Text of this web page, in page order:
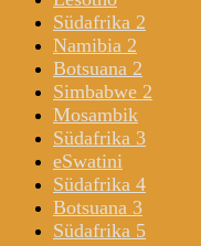
Südafrika 2
Namibia 2
Botsuana 2
Simbabwe 2
Mosambik
Südafrika 3
eSwatini
Südafrika 4
Botsuana 3
Südafrika 5